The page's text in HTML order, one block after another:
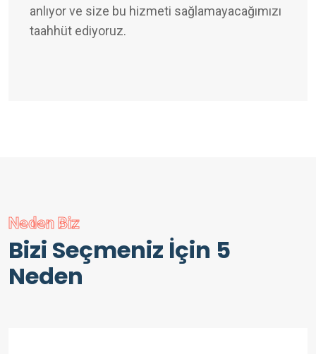
anlıyor ve size bu hizmeti sağlamayacağımızı
taahhüt ediyoruz.
Neden Biz
Bizi Seçmeniz İçin 5
Neden